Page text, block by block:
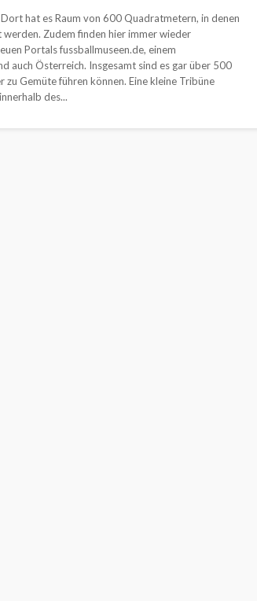
hat es Raum von 600 Quadratmetern, in denen
Zudem finden hier immer wieder
Portals fussballmuseen.de, einem
auch Österreich. Insgesamt sind es gar über 500
Gemüte führen können. Eine kleine Tribüne
des...